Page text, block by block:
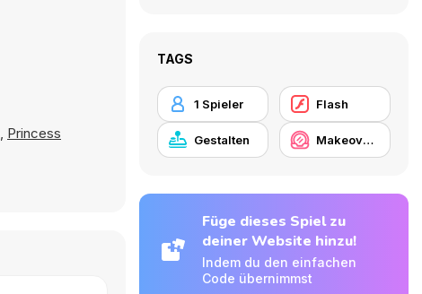
, Princess
TAGS
1 Spieler Flash
Gestalten Makeover / Make-up
Füge dieses Spiel zu
deiner Website hinzu!
Indem du den einfachen
Code übernimmst